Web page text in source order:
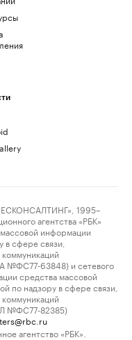
1995–
агентства «РБК»
информации
сфере связи,
№ФС77-63848) и сетевого
средства массовой
по надзору в сфере связи,
№ФС77-82385)
агентство «РБК».